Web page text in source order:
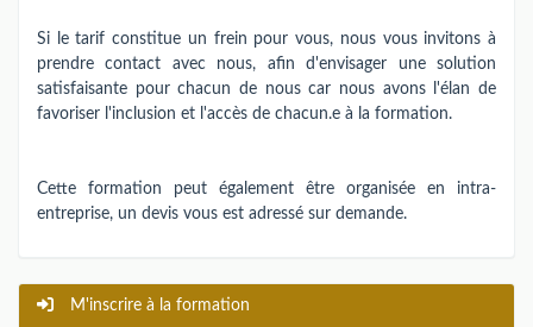
Si le tarif constitue un frein pour vous, nous vous invitons à
prendre contact avec nous, afin d'envisager une solution
satisfaisante pour chacun de nous car nous avons l'élan de
favoriser l'inclusion et l'accès de chacun.e à la formation.
Cette formation peut également être organisée en intra-
entreprise, un devis vous est adressé sur demande.
M'inscrire à la formation